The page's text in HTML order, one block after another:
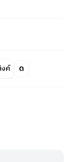
ค์